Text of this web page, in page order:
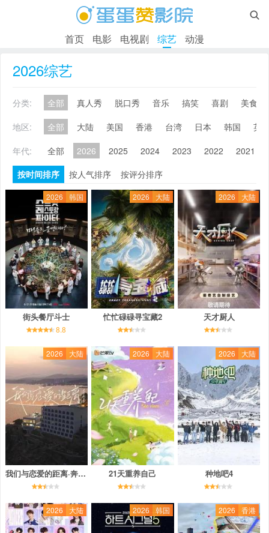

首页 电影 电视剧 综艺 动漫
2026综艺
分类: 全部 真人秀 脱口秀 音乐 搞笑 喜剧
美食
地区:
全部 大陆 美国 香港 台湾 日本 韩国
英
年代:
全部 2026 2025 2024 2023 2022 2021
按时间排序
按人气排序 按评分排序
2026 韩国
街头餐厅斗士
8.8
2026 大陆
忙忙碌碌寻宝藏2
2026 大陆
天才厨人
2026 大陆
我们与恋爱的距离·奔赴季
2026 大陆
21天重养自己
2026 大陆
种地吧4
2026 大陆 2026 韩国 2026 香港